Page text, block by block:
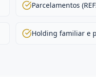
Parcelamentos
Holding familiar e